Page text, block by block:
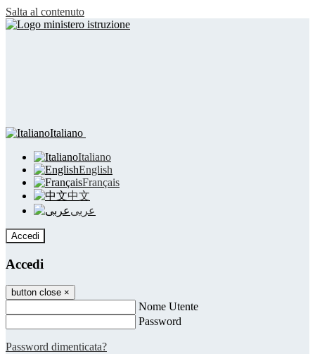
Salta al contenuto
Italiano
Italiano
English
Français
中文
عربى
Accedi
Accedi
button close ×
Nome Utente
Password
Password dimenticata?